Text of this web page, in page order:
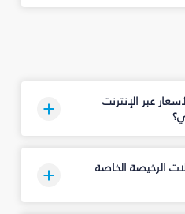
عبر الإنترنت
الرخيصة الخاصة